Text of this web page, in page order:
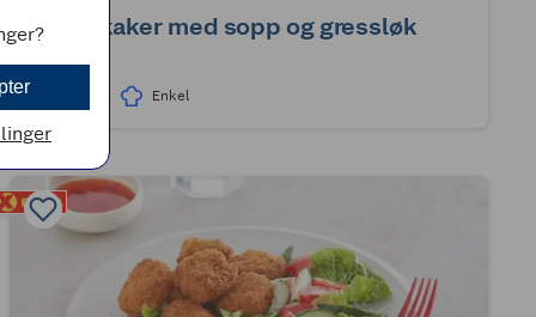
Fiskekaker med sopp og gressløk
Enkel